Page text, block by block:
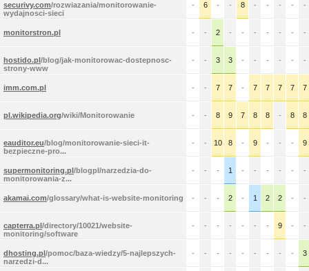
securivy.com/rozwiazania/monitorowanie-
wydajnosci-sieci
- 6 - - 8 - - - - -
monitorstron.pl - - 2 - - - - - - -
hostido.pl/blog/jak-monitorowac-dostepnosc-
strony-www
- - 3 3 - - - - - -
imm.com.pl - - 7 7 - 7 7 7 7 7
pl.wikipedia.org/wiki/Monitorowanie - - 8 9 7 8 8 - 8 8
eauditor.eu/blog/monitorowanie-sieci-it-
bezpieczne-pro...
- - 10 8 - 9 - - - 9
supermonitoring.pl/blogpl/narzedzia-do-
monitorowania-z...
- - - 1 - - - - - -
akamai.com/glossary/what-is-website-monitoring - - - 2 - 1 2 2 - -
capterra.pl/directory/10021/website-
monitoring/software
- - - - - - - 9 - -
dhosting.pl/pomoc/baza-wiedzy/5-najlepszych-
narzedzi-d...
- - - - - - - - - 3